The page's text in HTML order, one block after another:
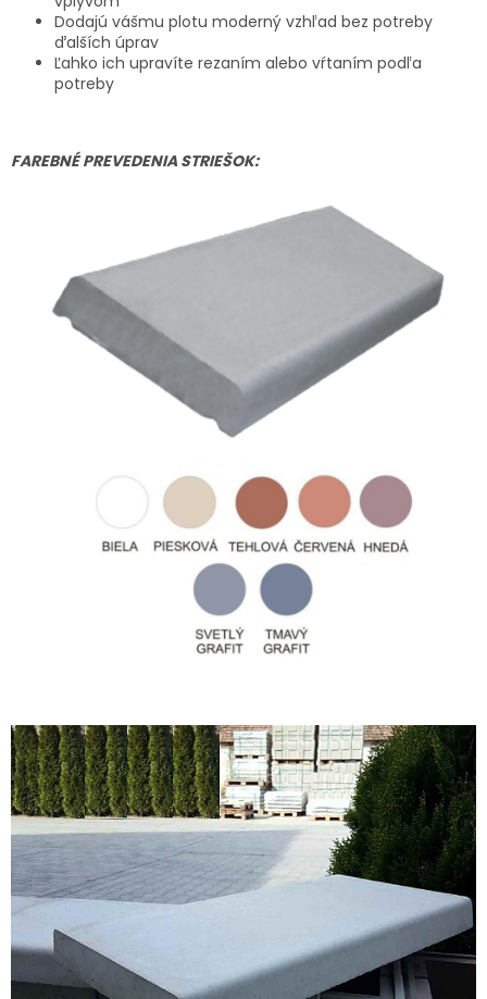
Dodajú vášmu plotu moderný vzhľad bez potreby
ďalších úprav
Ľahko ich upravíte rezaním alebo vŕtaním podľa
potreby
FAREBNÉ PREVEDENIA STRIEŠOK: